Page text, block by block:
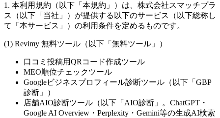
1. 本利用規約（以下「本規約」）は、株式会社スマッチプラ
ス（以下「当社」）が提供する以下のサービス（以下総称し
て「本サービス」）の利用条件を定めるものです。
(1) Revimy 無料ツール（以下「無料ツール」）
口コミ投稿用QRコード作成ツール
MEO順位チェックツール
Googleビジネスプロフィール診断ツール（以下「GBP
診断」）
店舗AIO診断ツール（以下「AIO診断」。ChatGPT・
Google AI Overview・Perplexity・Gemini等の生成AI検索